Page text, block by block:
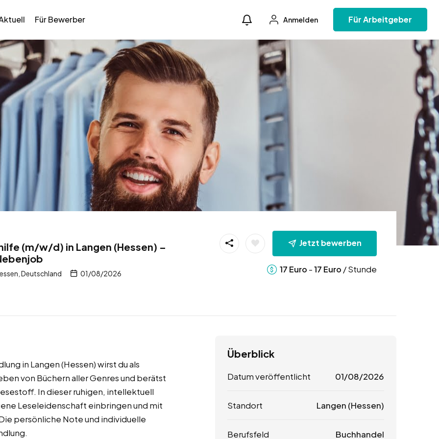
Für Bewerber Anmelden Für Arbeitgeber
(m/w/d) in Langen (Hessen) –
Deutschland 01/08/2026
Jetzt bewerben
17 Euro -17 Euro / Stunde
in Langen (Hessen) wirst du als
von Büchern aller Genres und berätst
In dieser ruhigen, intellektuell
Leseleidenschaft einbringen und mit
persönliche Note und individuelle
Überblick
Datum veröffentlicht 01/08/2026
Standort Langen (Hessen)
Berufsfeld Buchhandel